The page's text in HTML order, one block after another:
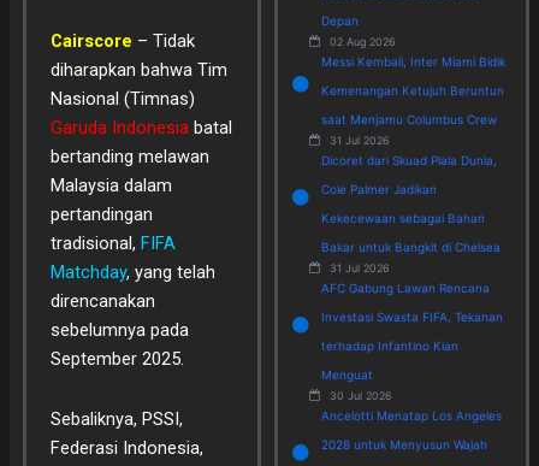
Cairscore – Tidak
diharapkan bahwa Tim
Nasional (Timnas)
Garuda Indonesia batal
bertanding melawan
Malaysia dalam
pertandingan
tradisional, FIFA
Matchday, yang telah
direncanakan
sebelumnya pada
September 2025.
Sebaliknya, PSSI,
Federasi Indonesia,
Depan
02 Aug 2026
Messi Kembali, Inter Miami Bidik
Kemenangan Ketujuh Beruntun
saat Menjamu Columbus Crew
31 Jul 2026
Dicoret dari Skuad Piala Dunia,
Cole Palmer Jadikan
Kekecewaan sebagai Bahan
Bakar untuk Bangkit di Chelsea
31 Jul 2026
AFC Gabung Lawan Rencana
Investasi Swasta FIFA, Tekanan
terhadap Infantino Kian
Menguat
30 Jul 2026
Ancelotti Menatap Los Angeles
2028 untuk Menyusun Wajah